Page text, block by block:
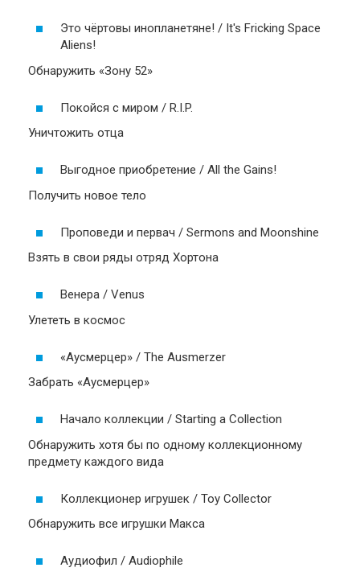
Это чёртовы инопланетяне! / It's Fricking Space
Aliens!
Обнаружить «Зону 52»
Покойся с миром / R.I.P.
Уничтожить отца
Выгодное приобретение / All the Gains!
Получить новое тело
Проповеди и первач / Sermons and Moonshine
Взять в свои ряды отряд Хортона
Венера / Venus
Улететь в космос
«Аусмерцер» / The Ausmerzer
Забрать «Аусмерцер»
Начало коллекции / Starting a Collection
Обнаружить хотя бы по одному коллекционному
предмету каждого вида
Коллекционер игрушек / Toy Collector
Обнаружить все игрушки Макса
Аудиофил / Audiophile